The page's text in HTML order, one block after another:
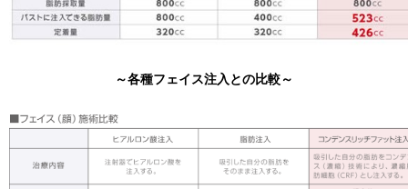
～各種フェイス注入との比較～